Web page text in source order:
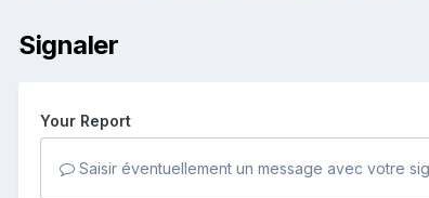
Signaler
Your Report
Saisir éventuellement un message avec votre